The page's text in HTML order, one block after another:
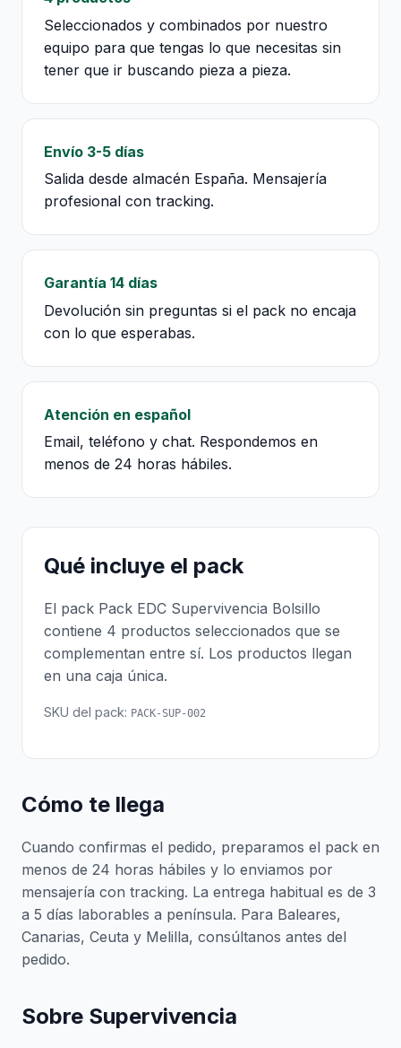
Seleccionados y combinados por nuestro
equipo para que tengas lo que necesitas sin
tener que ir buscando pieza a pieza.
Envío 3-5 días
Salida desde almacén España. Mensajería
profesional con tracking.
Garantía 14 días
Devolución sin preguntas si el pack no encaja
con lo que esperabas.
Atención en español
Email, teléfono y chat. Respondemos en
menos de 24 horas hábiles.
Qué incluye el pack
El pack Pack EDC Supervivencia Bolsillo
contiene 4 productos seleccionados que se
complementan entre sí. Los productos llegan
en una caja única.
SKU del pack: PACK-SUP-002
Cómo te llega
Cuando confirmas el pedido, preparamos el pack en
menos de 24 horas hábiles y lo enviamos por
mensajería con tracking. La entrega habitual es de 3
a 5 días laborables a península. Para Baleares,
Canarias, Ceuta y Melilla, consúltanos antes del
pedido.
Sobre Supervivencia